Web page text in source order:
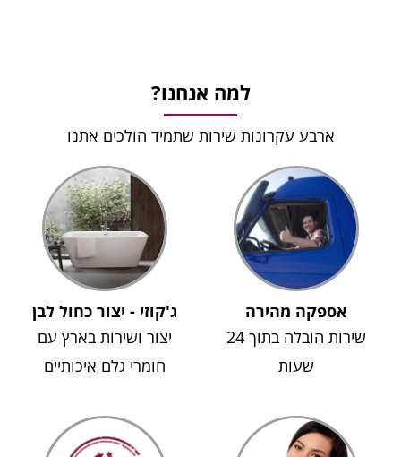
למה אנחנו?
ארבע עקרונות שירות שתמיד הולכים אתנו
אספקה מהירה
שירות הובלה בתוך 24
שעות
ג'קוזי - יצור כחול לבן
יצור ושירות בארץ עם
חומרי גלם איכותיים